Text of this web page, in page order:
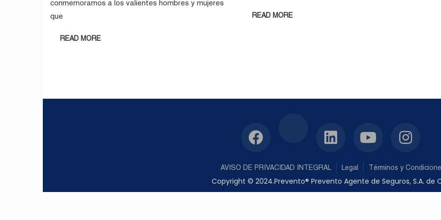
conmemoramos a los valientes hombres y mujeres
que
READ MORE
READ MORE
AVISO DE PRIVACIDAD INTEGRAL Legal Términos y
Copyright © 2024.Prevento® Prevento Agente de Seguros, S.A. de